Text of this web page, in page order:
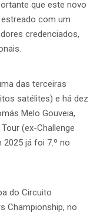
que este novo
com um
credenciados,
das terceiras
satélites) e há dez
Melo Gouveia,
(ex-Challenge
2025 já foi 7.º no
do Circuito
Championship, no